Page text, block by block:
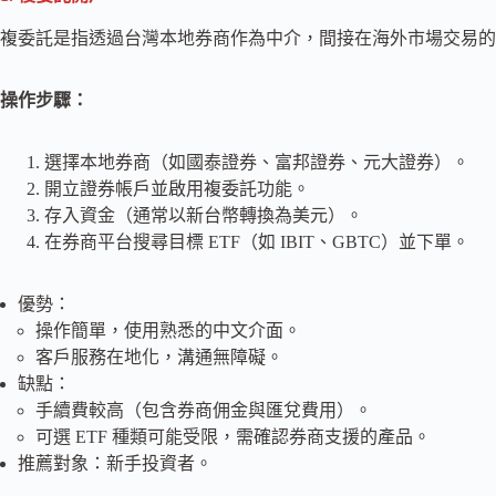
複委託是指透過台灣本地券商作為中介，間接在海外市場交易
操作步驟：
選擇本地券商（如國泰證券、富邦證券、元大證券）。
開立證券帳戶並啟用複委託功能。
存入資金（通常以新台幣轉換為美元）。
在券商平台搜尋目標 ETF（如 IBIT、GBTC）並下單。
優勢：
操作簡單，使用熟悉的中文介面。
客戶服務在地化，溝通無障礙。
缺點：
手續費較高（包含券商佣金與匯兌費用）。
可選 ETF 種類可能受限，需確認券商支援的產品。
推薦對象：新手投資者。